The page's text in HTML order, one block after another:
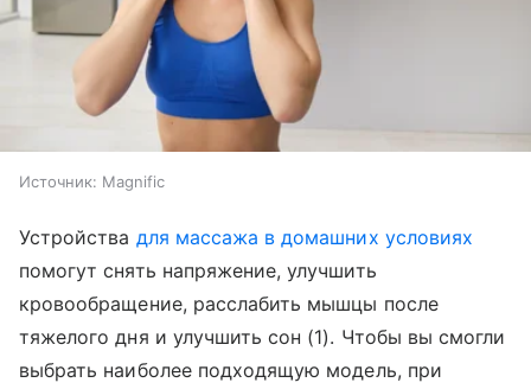
Источник: Magnific
Устройства для массажа в домашних условиях
помогут снять напряжение, улучшить
кровообращение, расслабить мышцы после
тяжелого дня и улучшить сон (1). Чтобы вы смогли
выбрать наиболее подходящую модель, при